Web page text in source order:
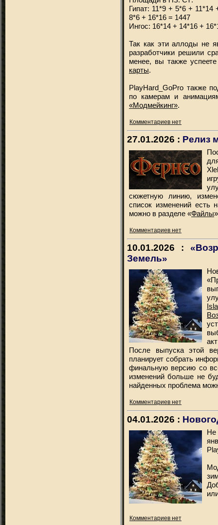
Гипат: 11*9 + 5*6 +
8*6 + 16*16 = 1447
Ингос: 16*14 + 14*16 +
Так как эти аллоды не
разработчики решили
менее, вы также
карты.
PlayHard_GoPro также
по камерам и
«Модмейкинг».
Комментариев нет
27.01.2026 : Релиз
сюжетную линию,
список изменений есть
можно в разделе «Файлы
Комментариев нет
10.01.2026 :
Земель»
После выпуска этой
планирует собрать
финальную версию со
изменений больше не
найденных проблема
Комментариев нет
04.01.2026 :
Не
Комментариев нет